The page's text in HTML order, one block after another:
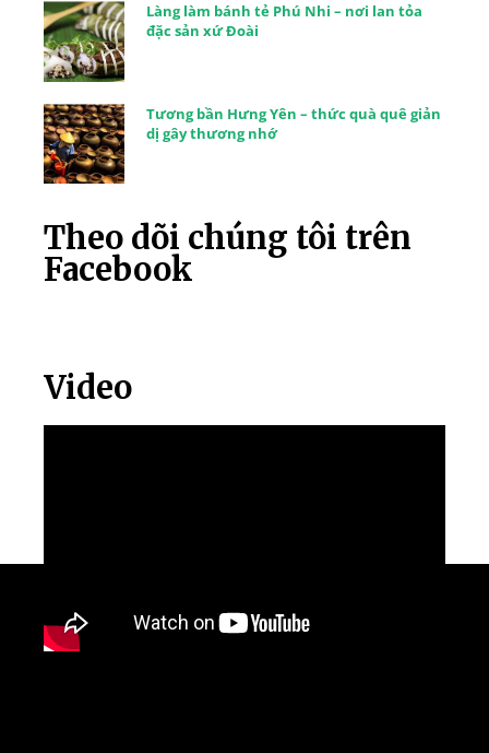
Làng làm bánh tẻ Phú Nhi – nơi lan tỏa
đặc sản xứ Đoài
Tương bần Hưng Yên – thức quà quê giản
dị gây thương nhớ
Theo dõi chúng tôi trên
Facebook
Video